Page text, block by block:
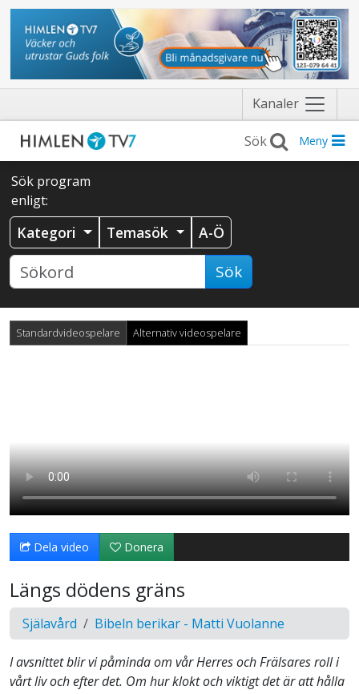
Kanaler Näytä
valikko
Meny
Sök program
enligt:
Kategori Temasök A-Ö
Sök
Standardvideospelare Alternativ videospelare
Dela video Donera
Längs dödens gräns
Själavård Bibeln berikar - Matti Vuolanne
I avsnittet blir vi påminda om vår Herres och Frälsares roll i
vårt liv och efter det. Om hur klokt och viktigt det är att hålla